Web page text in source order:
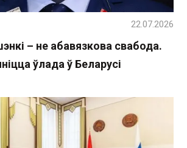
– не абавязкова свабода.
ўлада ў Беларусі
22.07.2026